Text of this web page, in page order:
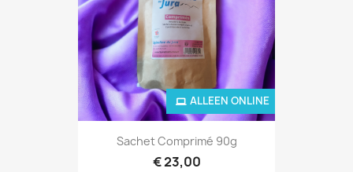
Sachet Comprimé 90g
€ 23,00
ALLEEN ONLINE